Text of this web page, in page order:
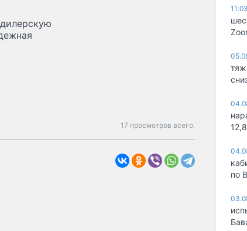
17 просмотров всего.
11:03
по